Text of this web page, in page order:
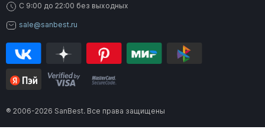
C 9:00 до 22:00 без выходных
sale@sanbest.ru
® 2006-2026 SanBest. Все права защищены